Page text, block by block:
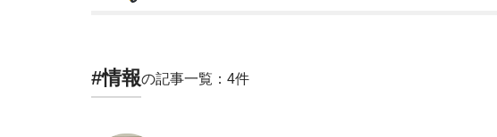
#情報の記事一覧：4件